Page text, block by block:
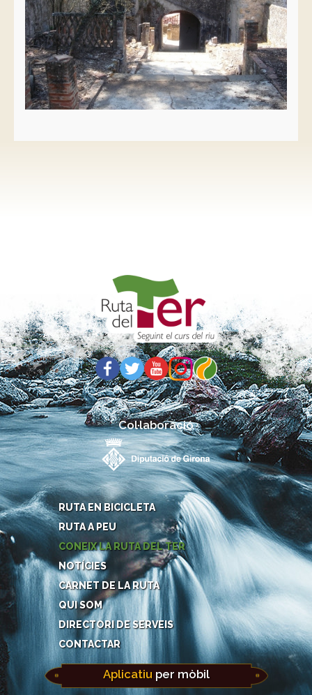
Col·laboració
RUTA EN BICICLETA
RUTA A PEU
CONEIX LA RUTA DEL TER
NOTÍCIES
CARNET DE LA RUTA
QUI SOM
DIRECTORI DE SERVEIS
CONTACTAR
Aplicatiuper mòbil